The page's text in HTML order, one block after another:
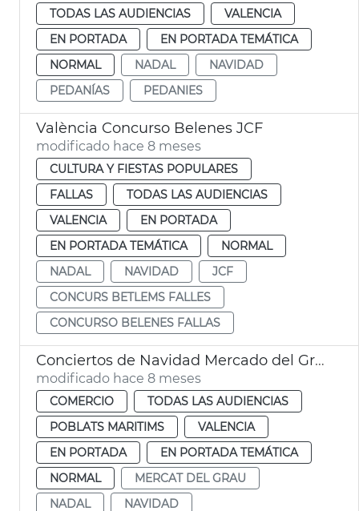
TODAS LAS AUDIENCIAS
VALENCIA
EN PORTADA
EN PORTADA TEMÁTICA
NORMAL
NADAL
NAVIDAD
PEDANÍAS
PEDANIES
València Concurso Belenes JCF
modificado hace 8 meses
CULTURA Y FIESTAS POPULARES
FALLAS
TODAS LAS AUDIENCIAS
VALENCIA
EN PORTADA
EN PORTADA TEMÁTICA
NORMAL
NADAL
NAVIDAD
JCF
CONCURS BETLEMS FALLES
CONCURSO BELENES FALLAS
Conciertos de Navidad Mercado del Grau
modificado hace 8 meses
COMERCIO
TODAS LAS AUDIENCIAS
POBLATS MARITIMS
VALENCIA
EN PORTADA
EN PORTADA TEMÁTICA
NORMAL
MERCAT DEL GRAU
NADAL
NAVIDAD